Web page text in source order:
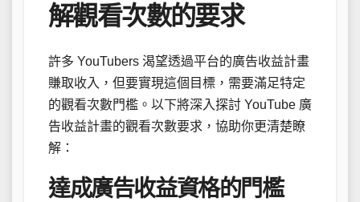
解觀看次數的要求
許多 YouTubers 渴望透過平台的廣告收益計畫
賺取收入，但要實現這個目標，需要滿足特定
的觀看次數門檻。以下將深入探討 YouTube 廣
告收益計畫的觀看次數要求，協助你更清楚瞭
解：
達成廣告收益資格的門檻